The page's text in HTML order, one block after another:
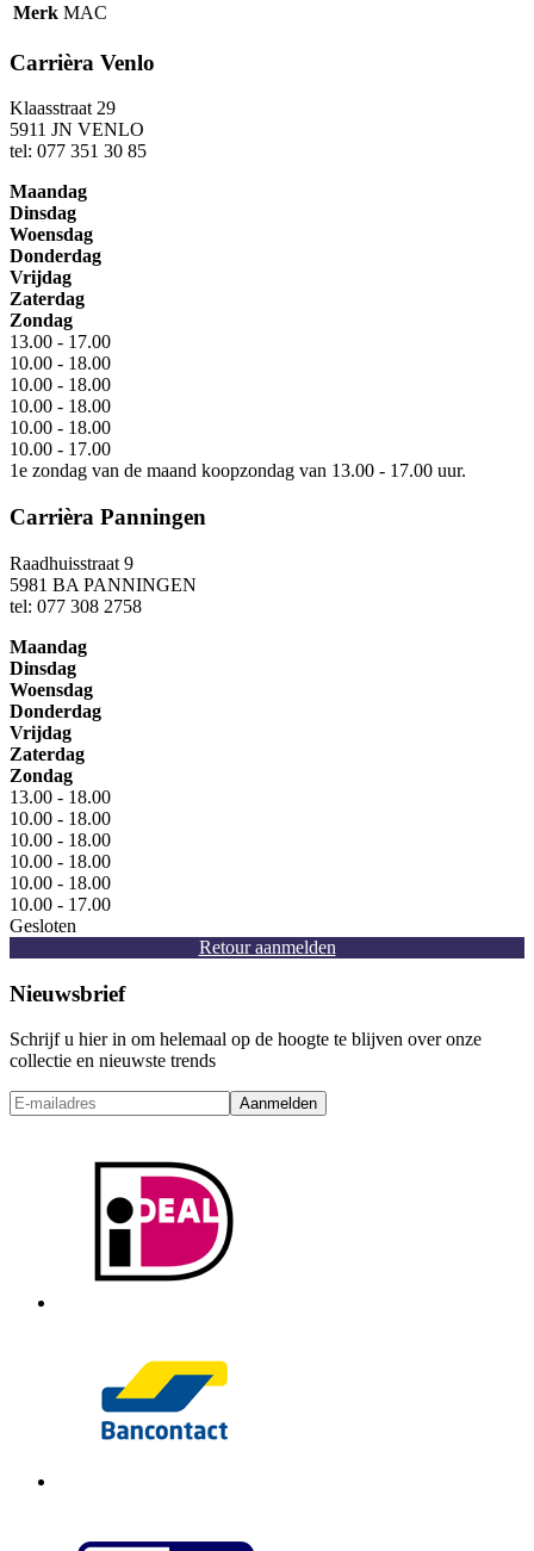
Merk MAC
Carrièra Venlo
Klaasstraat 29
5911 JN VENLO
tel: 077 351 30 85
Maandag
Dinsdag
Woensdag
Donderdag
Vrijdag
Zaterdag
Zondag
13.00 - 17.00
10.00 - 18.00
10.00 - 18.00
10.00 - 18.00
10.00 - 18.00
10.00 - 17.00
1e zondag van de maand koopzondag van 13.00 - 17.00 uur.
Carrièra Panningen
Raadhuisstraat 9
5981 BA PANNINGEN
tel: 077 308 2758
Maandag
Dinsdag
Woensdag
Donderdag
Vrijdag
Zaterdag
Zondag
13.00 - 18.00
10.00 - 18.00
10.00 - 18.00
10.00 - 18.00
10.00 - 18.00
10.00 - 17.00
Gesloten
Retour aanmelden
Nieuwsbrief
Schrijf u hier in om helemaal op de hoogte te blijven over onze
collectie en nieuwste trends
Aanmelden